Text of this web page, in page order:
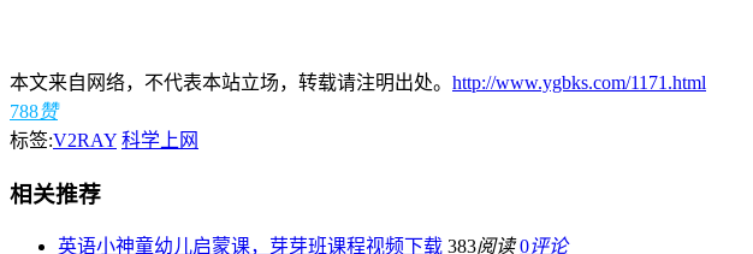
本文来自网络，不代表本站立场，转载请注明出处。 http://www.ygbks.com/1171.html
788赞
标签:V2RAY 科学上网
相关推荐
英语小神童幼儿启蒙课，芽芽班课程视频下载 383阅读 0评论